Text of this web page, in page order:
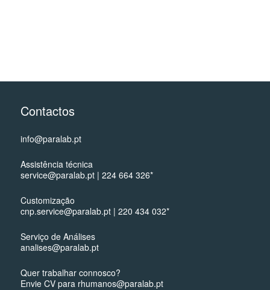
Contactos
info@paralab.pt
Assistência técnica
service@paralab.pt | 224 664 326*
Customização
cnp.service@paralab.pt | 220 434 032*
Serviço de Análises
analises@paralab.pt
Quer trabalhar connosco?
Envie CV para rhumanos@paralab.pt